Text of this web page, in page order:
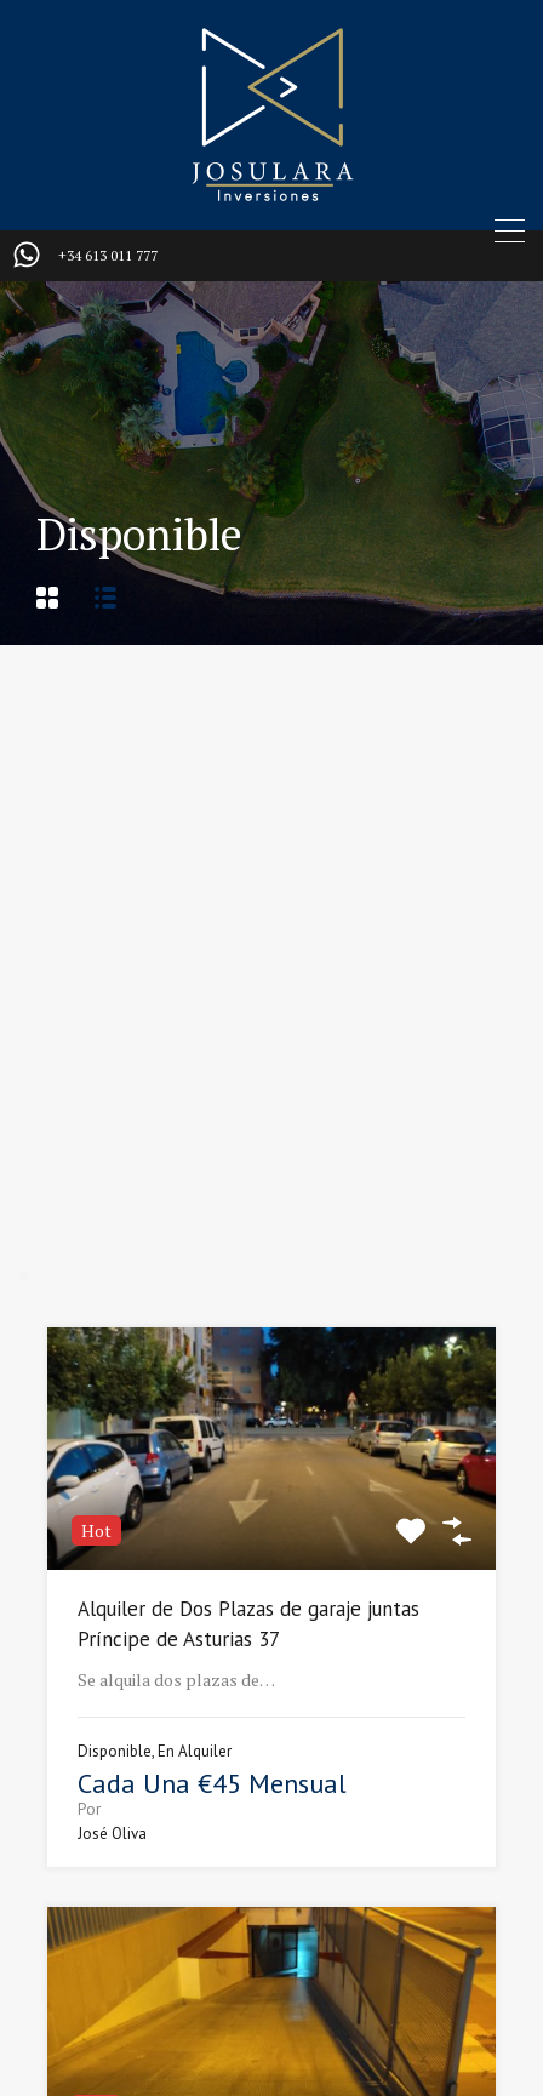
+34 613 011 777
Disponible
Hot
Alquiler de Dos Plazas de garaje juntas
Príncipe de Asturias 37
Se alquila dos plazas de…
Disponible, En Alquiler
Cada Una €45 Mensual
Por
José Oliva